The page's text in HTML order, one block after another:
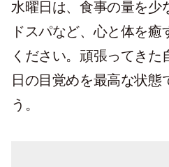
水曜日は、食事の量を少
ドスパなど、心と体を
ください。頑張ってきた
日の目覚めを最高な状態
う。